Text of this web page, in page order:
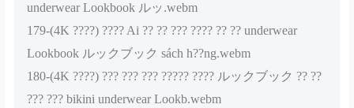
underwear Lookbook ルッ.webm
179-(4K ????) ???? Ai ?? ?? ??? ???? ?? ?? underwear
Lookbook ルックブック sách h??ng.webm
180-(4K ????) ??? ??? ??? ????? ???? ルックブック ?? ??
??? ??? bikini underwear Lookb.webm